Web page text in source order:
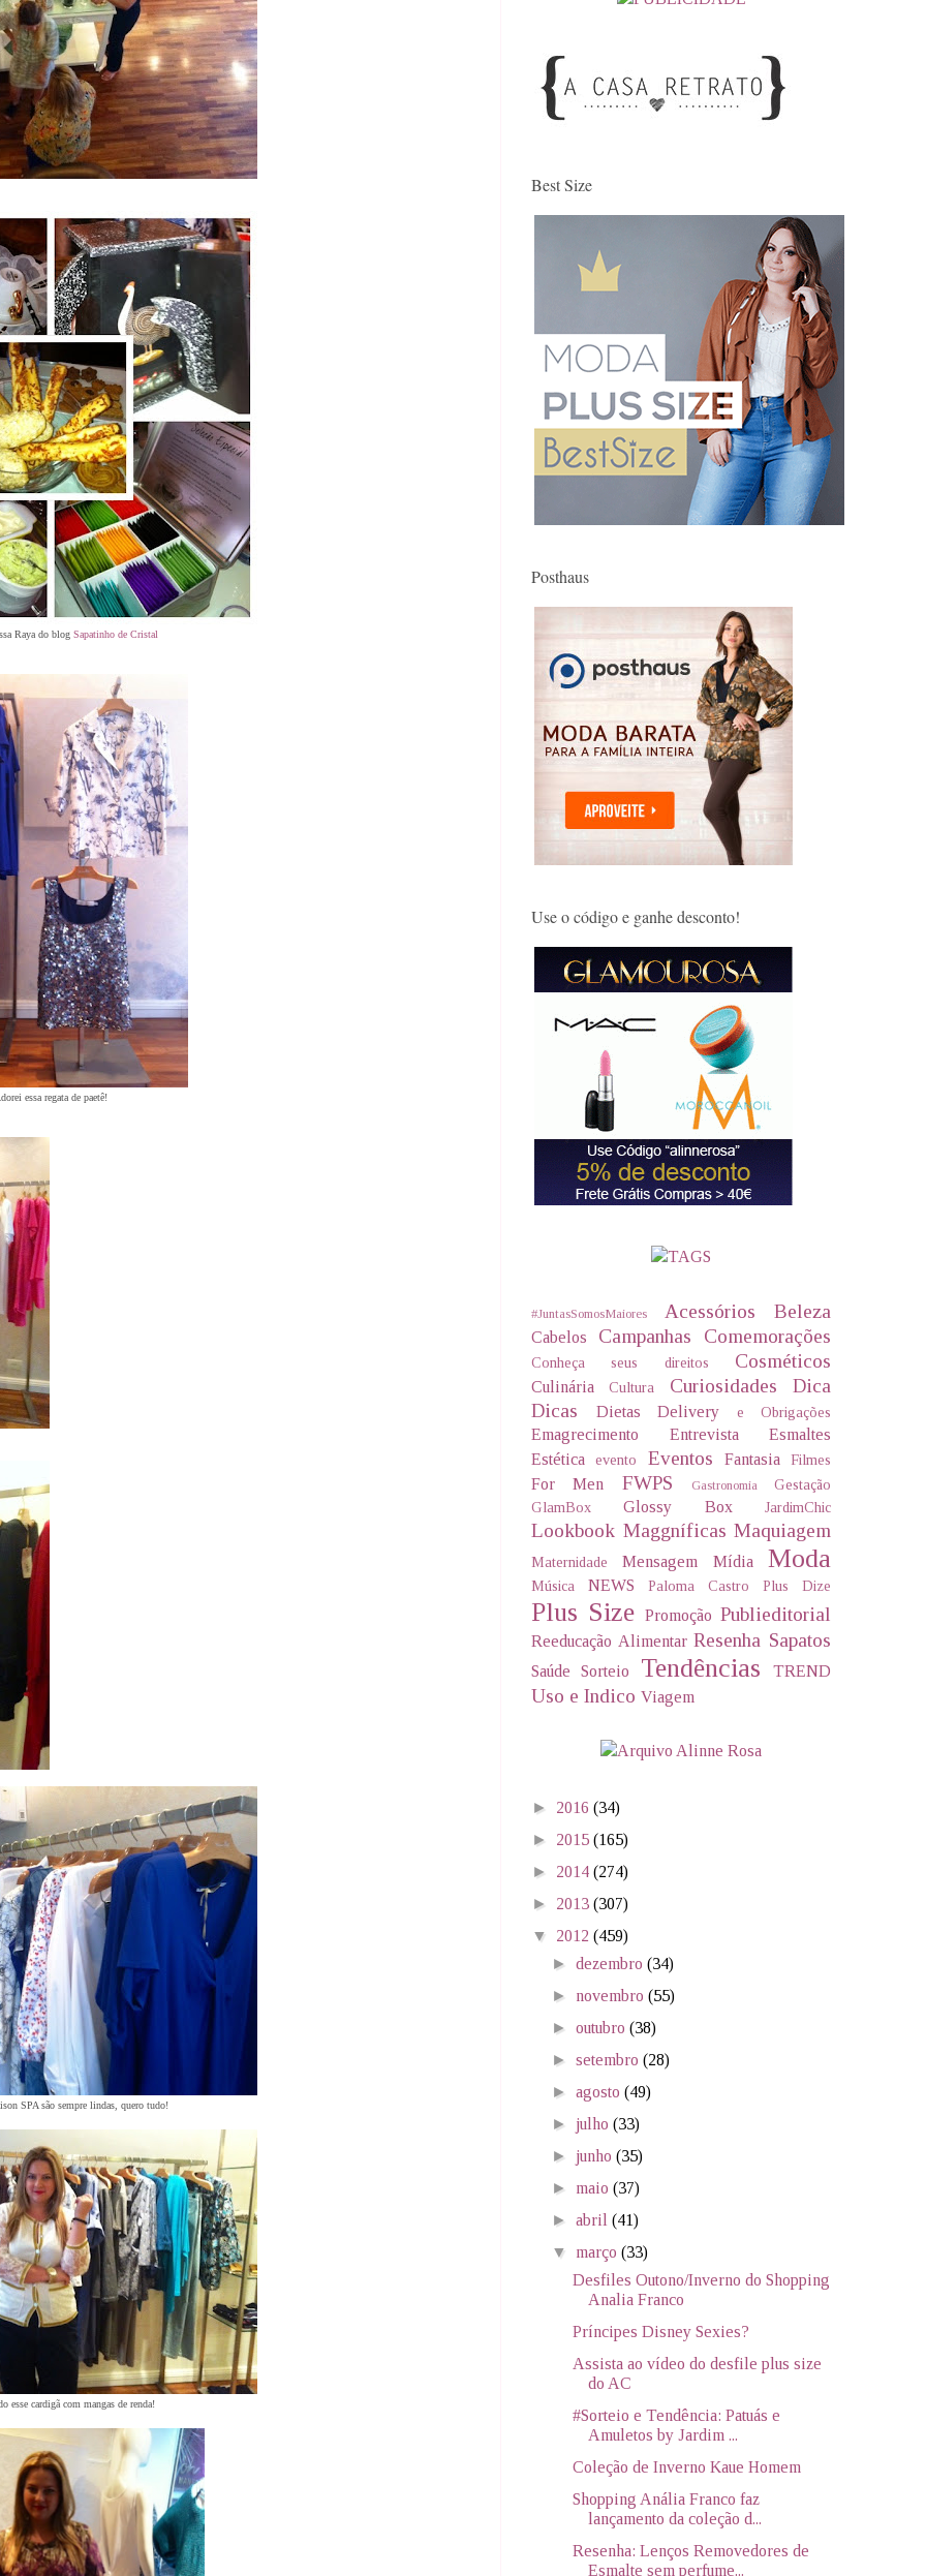
Raya do blog Sapatinho de Cristal
essa regata de paetê!
SPA são sempre lindas, quero tudo!
esse cardigã com mangas de renda!
Best Size
Posthaus
Use o código e ganhe desconto!
#JuntasSomosMaiores Acessórios Beleza
Cabelos Campanhas Comemorações
Conheça seus direitos Cosméticos
Culinária Cultura Curiosidades
Dica
Dicas
Dietas Delivery e Obrigações
Emagrecimento Entrevista
Esmaltes
Estética
evento Eventos Fantasia Filmes
For Men FWPS Gastronomia
Gestação
GlamBox
Glossy Box JardimChic
Lookbook Maggníficas Maquiagem
Maternidade Mensagem Mídia Moda
Música NEWS Paloma Castro Plus Dize
Plus Size Promoção Publieditorial
Reeducação Alimentar Resenha Sapatos
Saúde Sorteio Tendências TREND
Uso e Indico Viagem
► 2016 (34)
► 2015 (165)
► 2014 (274)
► 2013 (307)
▼ 2012 (459)
►dezembro(34)
► novembro(55)
►outubro(38)
►setembro(28)
►agosto(49)
► julho(33)
► junho(35)
► maio(37)
►abril(41)
▼ março(33)
Desfiles Outono/Inverno do Shopping
Analia Franco
Príncipes Disney Sexies?
Assista ao vídeo do desfile plus size
do AC
#Sorteio e Tendência: Patuás e
Amuletos by Jardim ...
Coleção de Inverno Kaue Homem
Shopping Anália Franco faz
lançamento da coleção d...
Resenha: Lenços Removedores de
Esmalte sem perfume...